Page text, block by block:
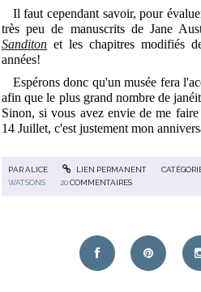
Il faut cependant savoir, pour
très peu de manuscrits de Jane
Sanditon et les chapitres modifiés
années!
Espérons donc qu'un musée fera
afin que le plus grand nombre de
Sinon, si vous avez envie de me
14 Juillet, c'est justement mon
PARALICE LIEN PERMANENT
WATSONS
20 COMMENTAIRES